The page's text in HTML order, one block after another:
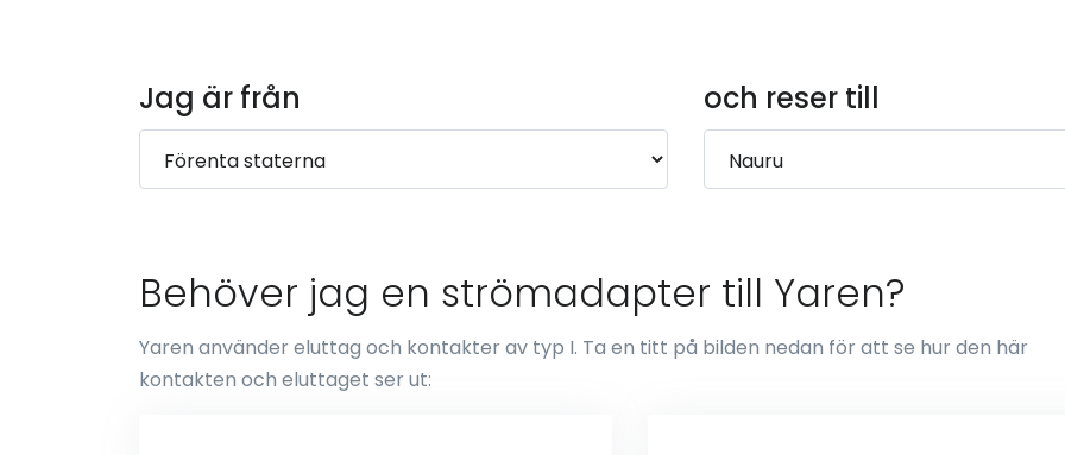
Jag är från och reser till
Behöver jag en strömadapter till Yaren?
Yaren använder eluttag och kontakter av typ I. Ta en titt på bilden nedan för att se hur den här
kontakten och eluttaget ser ut: